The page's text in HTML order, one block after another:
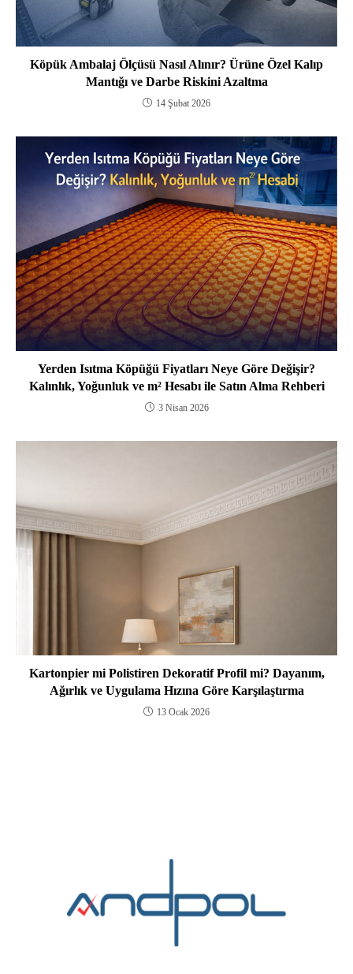
Köpük Ambalaj Ölçüsü Nasıl Alınır? Ürüne Özel Kalıp
Mantığı ve Darbe Riskini Azaltma
14 Şubat 2026
Yerden Isıtma Köpüğü Fiyatları Neye Göre Değişir?
Kalınlık, Yoğunluk ve m² Hesabı ile Satın Alma Rehberi
3 Nisan 2026
Kartonpier mi Polistiren Dekoratif Profil mi? Dayanım,
Ağırlık ve Uygulama Hızına Göre Karşılaştırma
13 Ocak 2026